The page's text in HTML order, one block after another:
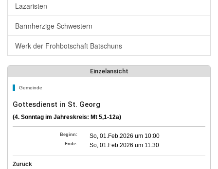
Lazaristen
Barmherzige Schwestern
Werk der Frohbotschaft Batschuns
Einzelansicht
Gemeinde
Gottesdienst in St. Georg
(4. Sonntag im Jahreskreis: Mt 5,1-12a)
Beginn: So, 01.Feb.2026 um 10:00
Ende: So, 01.Feb.2026 um 11:30
Zurück